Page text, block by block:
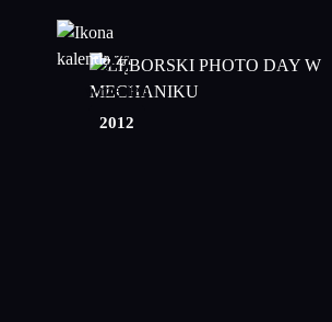
27
wrzesień
2012